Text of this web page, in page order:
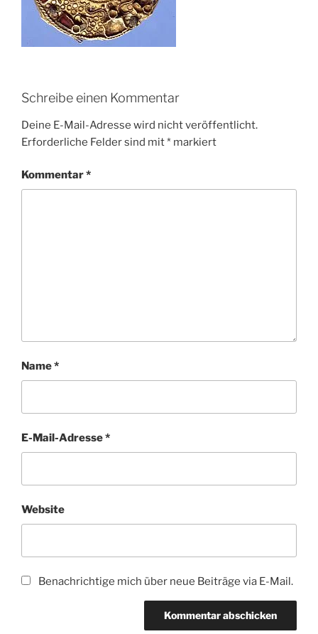
Schreibe einen Kommentar
Deine E-Mail-Adresse wird nicht veröffentlicht.
Erforderliche Felder sind mit* markiert
Kommentar*
Name*
E-Mail-Adresse*
Website
Benachrichtige mich über neue Beiträge via E-Mail.